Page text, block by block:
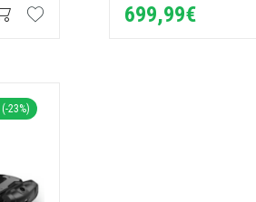
699,99€
(-23%)